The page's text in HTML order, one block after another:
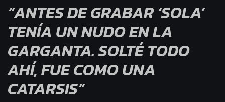
“ANTES DE GRABAR ‘SOLA’
TENÍA UN NUDO EN LA
GARGANTA. SOLTÉ TODO
AHÍ, FUE COMO UNA
CATARSIS”